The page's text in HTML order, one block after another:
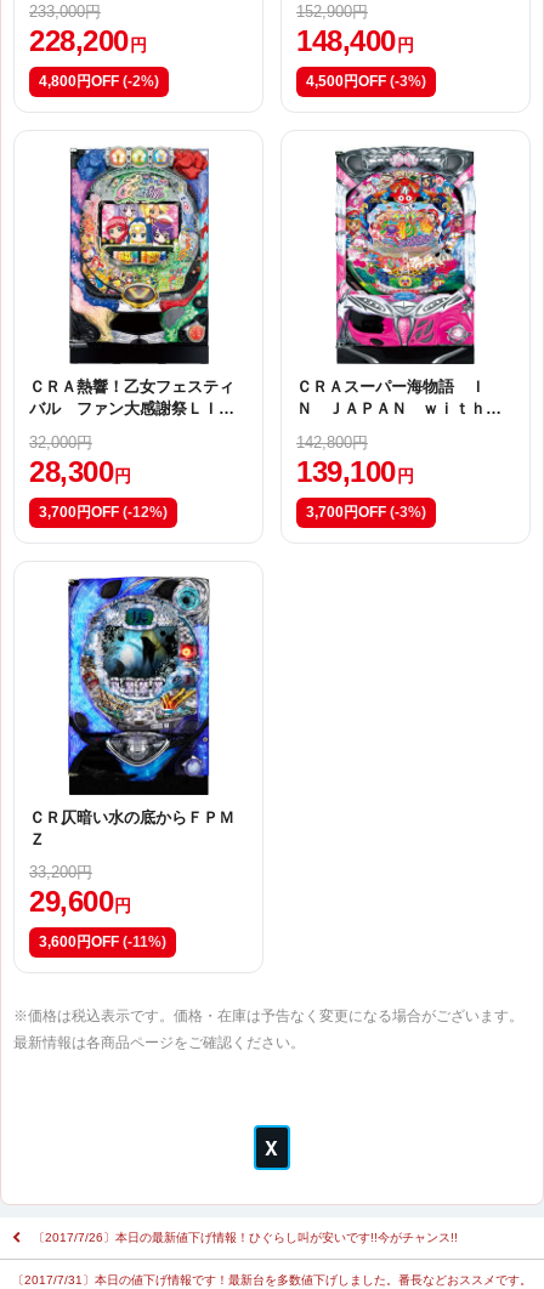
233,000円
228,200 円
4,800円OFF (-2%)
152,900円
148,400 円
4,500円OFF (-3%)
ＣＲＡ熱響！乙女フェスティ
バル ファン大感謝祭ＬＩＶ
Ｕ（甘デジ）】
32,000円
28,300円
3,700円OFF (-12%)
ＣＲＡスーパー海物語 Ｉ
Ｎ ＪＡＰＡＮ ｗｉｔｈ
ジ）】
142,800円
139,100円
3,700円OFF (-3%)
ＣＲ仄暗い水の底からＦＰＭ
Ｚ
33,200円
29,600 円
3,600円OFF (-11%)
※価格は税込表示です。価格・在庫は予告なく変更になる場合がございます。
最新情報は各商品ページをご確認ください。
〔2017/7/26〕本日の最新値下げ情報！ひぐらし叫が安いです!!今がチャンス!!
〔2017/7/31〕本日の値下げ情報です！最新台を多数値下げしました。番長などおススメです。